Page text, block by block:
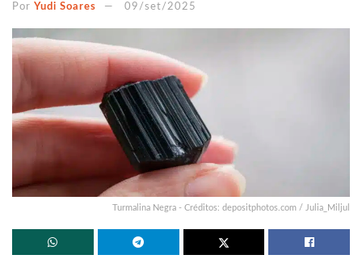
Por Yudi Soares 09/set/2025
Turmalina Negra - Créditos: depositphotos.com / Julia_Miljul